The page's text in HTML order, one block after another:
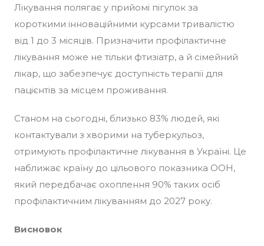
Лікування полягає у прийомі пігулок за
короткими інноваційними курсами тривалістю
від 1 до 3 місяців. Призначити профілактичне
лікування може не тільки фтизіатр, а й сімейний
лікар, що забезпечує доступність терапії для
пацієнтів за місцем проживання.
Станом на сьогодні, близько 83% людей, які
контактували з хворими на туберкульоз,
отримують профілактичне лікування в Україні. Це
наближає країну до цільового показника ООН,
який передбачає охоплення 90% таких осіб
профілактичним лікуванням до 2027 року.
Висновок